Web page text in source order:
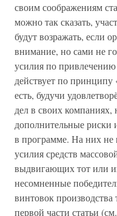
своим соображениям
можно так сказать,
будут возражать, если
внимание, но сами не
усилия по
действует по принципу
есть, будучи
дел в своих
дополнительные риски
в программе. На них не
усилия средств
выдвигающих тот или
несомненные
винтовок
первой части статьи